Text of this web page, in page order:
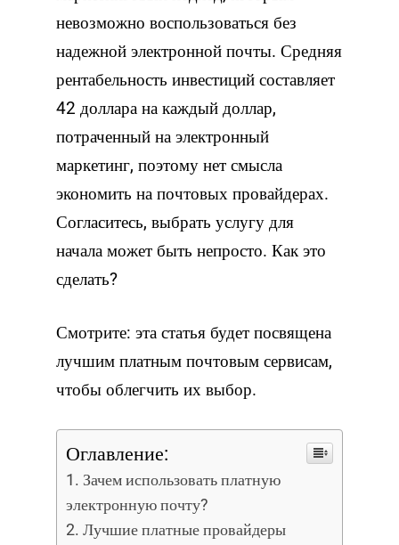
невозможно воспользоваться без
надежной электронной почты. Средняя
рентабельность инвестиций составляет
42 доллара на каждый доллар,
потраченный на электронный
маркетинг, поэтому нет смысла
экономить на почтовых провайдерах.
Согласитесь, выбрать услугу для
начала может быть непросто. Как это
сделать?
Смотрите: эта статья будет посвящена
лучшим платным почтовым сервисам,
чтобы облегчить их выбор.
Оглавление:
Зачем использовать платную
электронную почту?
Лучшие платные провайдеры